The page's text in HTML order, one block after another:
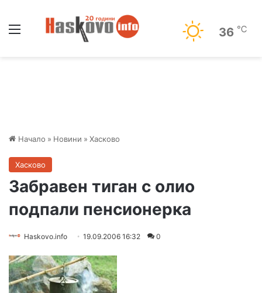
36 ℃
Начало » Новини » Хасково
Хасково
Забравен тиган с олио
подпали пенсионерка
Haskovo.info 19.09.2006 16:32 0